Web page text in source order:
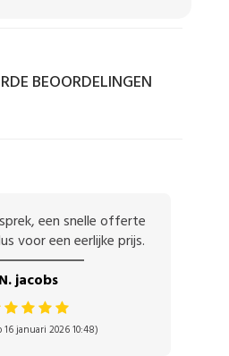
BEOORDELINGEN
een snelle offerte
voor een eerlijke prijs.
N. jacobs
16 januari 2026 10:48)